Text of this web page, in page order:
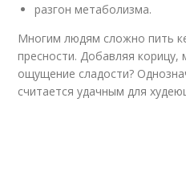
разгон метаболизма.
Многим людям сложно пить
пресности. Добавляя корицу,
ощущение сладости?
считается удачным для